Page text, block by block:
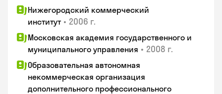
Нижегородский коммерческий
институт • 2006 г.
Московская академия государственного и
муниципального управления • 2008 г.
Образовательная автономная
некоммерческая организация
дополнительного профессионального